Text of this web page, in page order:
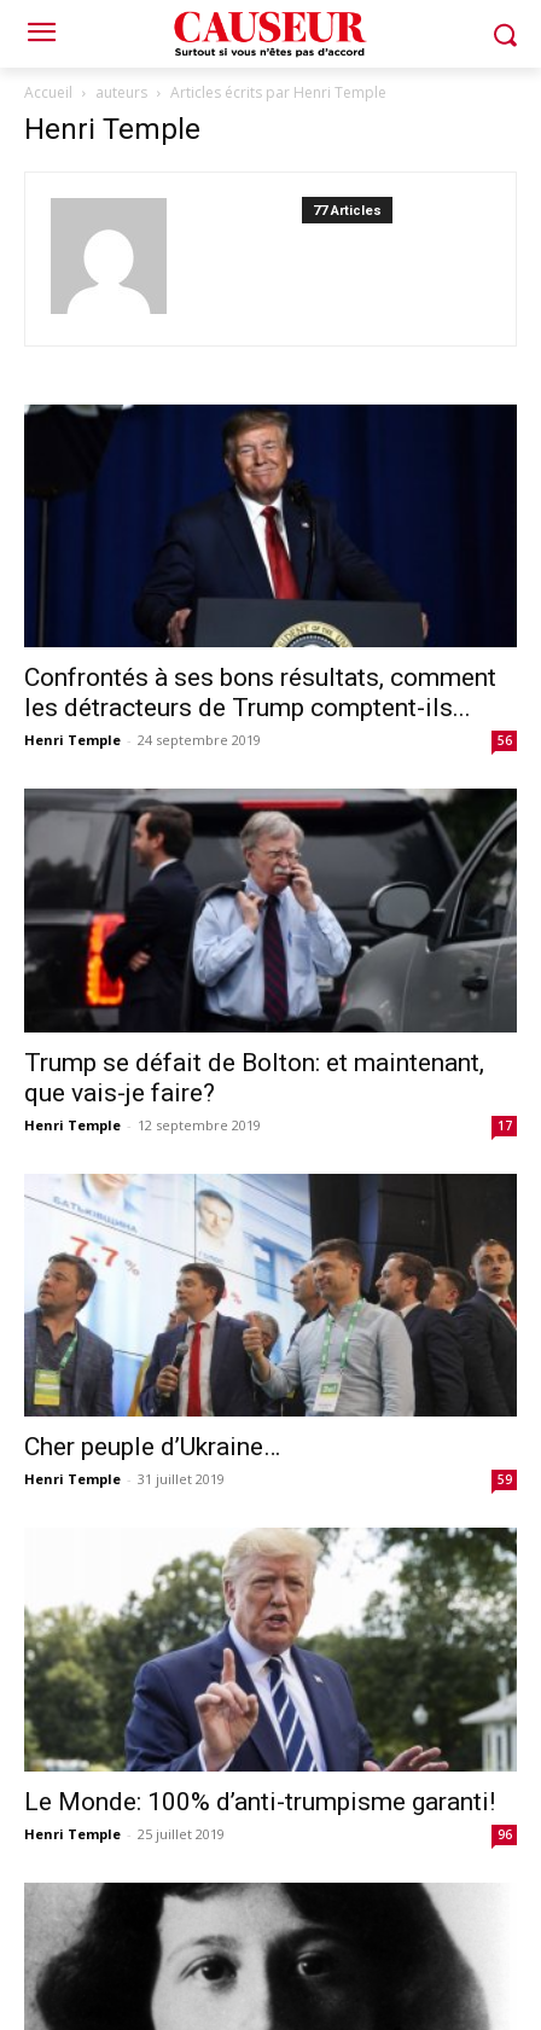
Accueil auteurs Articles écrits par Henri Temple
Henri Temple
77 Articles
Confrontés à ses bons résultats, comment
les détracteurs de Trump comptent-ils...
Henri Temple - 24 septembre 2019 56
Trump se défait de Bolton: et maintenant,
que vais-je faire?
Henri Temple - 12 septembre 2019 17
Cher peuple d’Ukraine…
Henri Temple - 31 juillet 2019 59
Le Monde: 100% d’anti-trumpisme garanti!
Henri Temple - 25 juillet 2019 96